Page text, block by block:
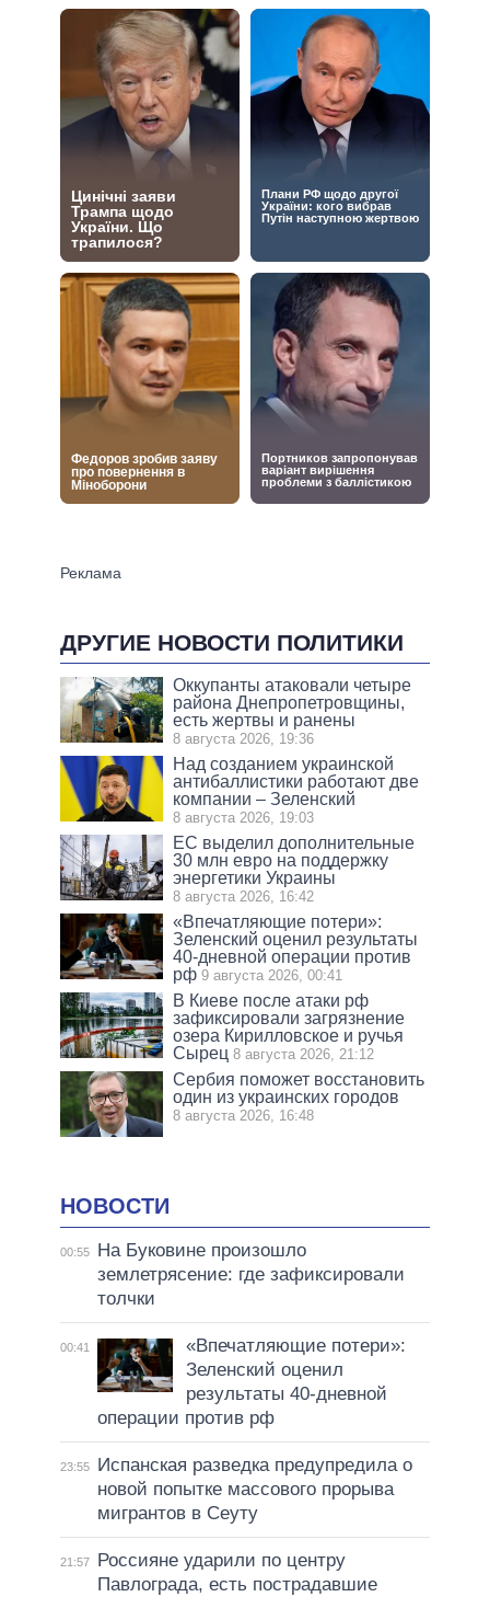
ДРУГИЕ НОВОСТИ ПОЛИТИКИ
Оккупанты атаковали четыре
района Днепропетровщины,
есть жертвы и ранены
8 августа 2026, 19:36
Над созданием украинской
антибаллистики работают две
компании – Зеленский
8 августа 2026, 19:03
ЕС выделил дополнительные
30 млн евро на поддержку
энергетики Украины
8 августа 2026, 16:42
«Впечатляющие потери»:
Зеленский оценил результаты
40-дневной операции против
рф 9 августа 2026, 00:41
В Киеве после атаки рф
зафиксировали загрязнение
озера Кирилловское и ручья
Сырец 8 августа 2026, 21:12
Сербия поможет восстановить
один из украинских городов
8 августа 2026, 16:48
НОВОСТИ
00:55
На Буковине произошло
землетрясение: где зафиксировали
толчки
00:41
«Впечатляющие потери»:
Зеленский оценил
результаты 40-дневной
операции против рф
23:55
Испанская разведка предупредила о
новой попытке массового прорыва
мигрантов в Сеуту
21:57
Россияне ударили по центру
Павлограда, есть пострадавшие